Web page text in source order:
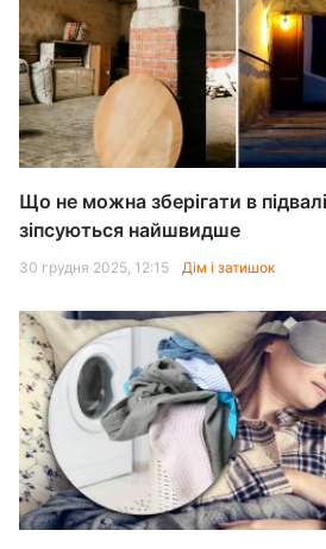
Що не можна зберігати в
зіпсуються найшвидше
30 грудня 2025, 12:15 Дім і затишок